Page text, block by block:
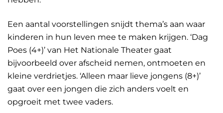
Een aantal voorstellingen snijdt thema’s aan waar
kinderen in hun leven mee te maken krijgen. ‘Dag
Poes (4+)’ van Het Nationale Theater gaat
bijvoorbeeld over afscheid nemen, ontmoeten en
kleine verdrietjes. ‘Alleen maar lieve jongens (8+)’
gaat over een jongen die zich anders voelt en
opgroeit met twee vaders.